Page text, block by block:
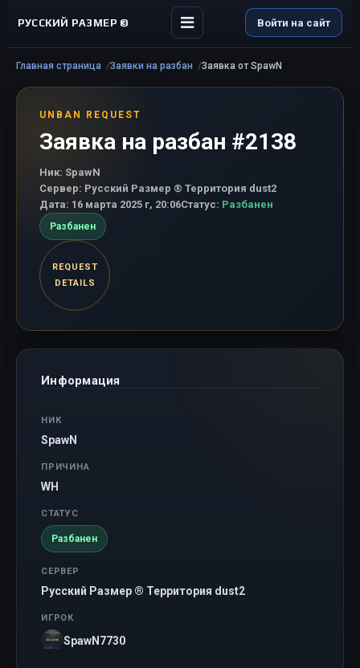
РУССКИЙ РАЗМЕР © Войти на сайт
Главная страница Заявки на разбан Заявка от SpawN
UNBAN REQUEST
Заявка на разбан #2138
Ник: SpawN
Сервер: Русский Размер ® Территория dust2
Дата: 16 марта 2025 г, 20:06Статус: Разбанен
Разбанен
REQUEST
DETAILS
Информация
НИК
SpawN
ПРИЧИНА
WH
СТАТУС
Разбанен
СЕРВЕР
Русский Размер ® Территория dust2
ИГРОК
SpawN7730